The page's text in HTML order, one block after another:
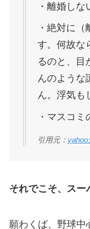
・離婚し
・絶対に
す。何故な
るのと、目
んのような
ん。浮気も
・マスコ
引用元：
それでこそ、スー
願わくば、野球中